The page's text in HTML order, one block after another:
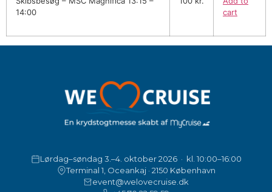
14:00
cart
Lørdag–søndag 3.–4. oktober 2026 · kl. 10:00–16:00
Terminal 1, Oceankaj · 2150 København
event@welovecruise.dk